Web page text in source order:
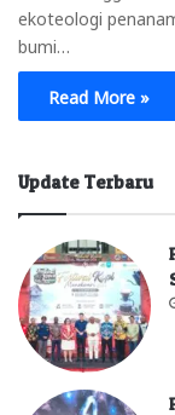
ekoteologi
bumi…
Read More »
Update Terbaru